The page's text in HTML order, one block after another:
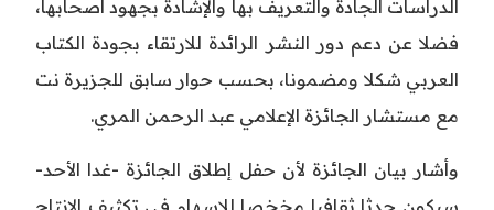
الدراسات الجادة والتعريف بها والإشادة بجهود أصحابها،
فضلا عن دعم دور النشر الرائدة للارتقاء بجودة الكتاب
العربي شكلا ومضمونا، بحسب حوار سابق للجزيرة نت
مع مستشار الجائزة الإعلامي عبد الرحمن المري.
وأشار بيان الجائزة لأن حفل إطلاق الجائزة -غدا الأحد-
سيكون حدثا ثقافيا مخخصا للإسهام في تكثيف الإنتاج